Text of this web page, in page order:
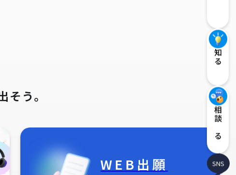
そう。
WEB出願
知る
相談する
SNS